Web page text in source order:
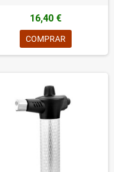
16,40 €
COMPRAR